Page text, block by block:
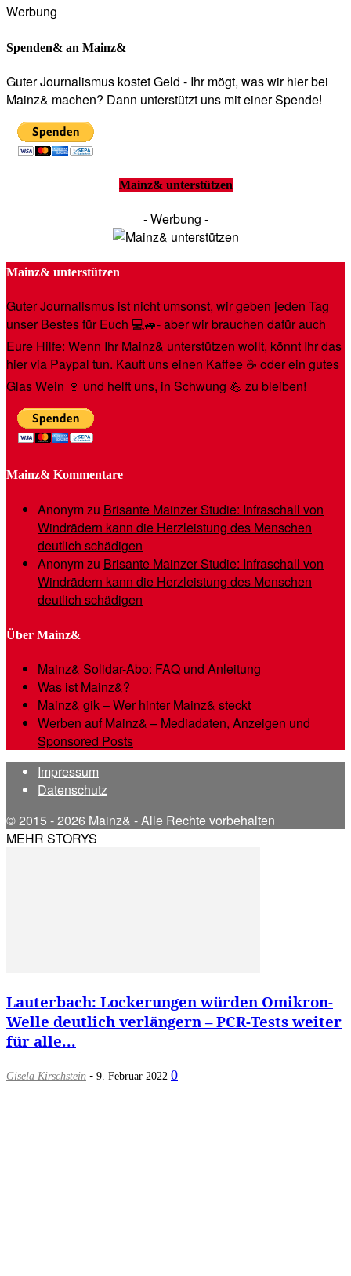
Werbung
Spenden& an Mainz&
Guter Journalismus kostet Geld - Ihr mögt, was wir hier bei
Mainz& machen? Dann unterstützt uns mit einer Spende!
Mainz& unterstützen
- Werbung -
Mainz& unterstützen
Guter Journalismus ist nicht umsonst, wir geben jeden Tag
unser Bestes für Euch 💻🚙- aber wir brauchen dafür auch
Eure Hilfe: Wenn Ihr Mainz& unterstützen wollt, könnt Ihr das
hier via Paypal tun. Kauft uns einen Kaffee ☕️ oder ein gutes
Glas Wein 🍷 und helft uns, in Schwung 💪 zu bleiben!
Mainz& Kommentare
Anonymzu Brisante Mainzer Studie: Infraschall von
Windrädern kann die Herzleistung des Menschen
deutlich schädigen
Anonymzu Brisante Mainzer Studie: Infraschall von
Windrädern kann die Herzleistung des Menschen
deutlich schädigen
Über Mainz&
Mainz& Solidar-Abo: FAQ und Anleitung
Was ist Mainz&?
Mainz& gik – Wer hinter Mainz& steckt
Werben auf Mainz& – Mediadaten, Anzeigen und
Sponsored Posts
Impressum
Datenschutz
© 2015 - 2026 Mainz& - Alle Rechte vorbehalten
MEHR STORYS
Lauterbach: Lockerungen würden Omikron-
Welle deutlich verlängern – PCR-Tests weiter
für alle...
Gisela Kirschstein - 9. Februar 2022 0